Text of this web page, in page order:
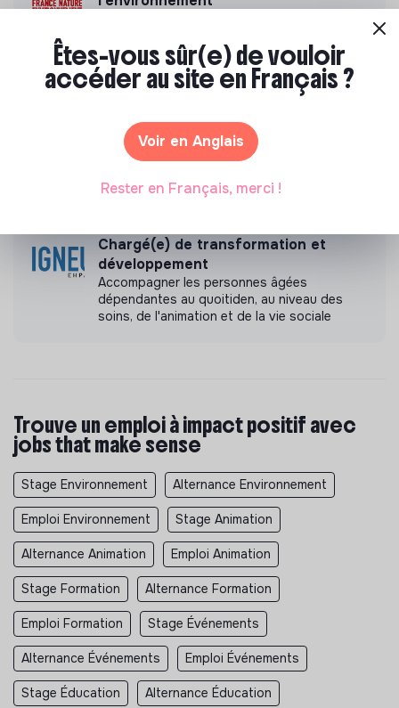
peuplent, par l’expertise naturaliste ainsi que
par la transmission à tous publics et
l’éducation des générations futures.
Educateur spécialisé (F/H/X)
Nous souhaitons voir advenir une société où
chacun se sente utile et capable d’agir. Pour
lieux d’engagement innovants et adaptés à
Chargé(e) de transformation et
développement
Accompagner les personnes âgées
dépendantes au quoitiden, au niveau des
soins, de l'animation et de la vie sociale
Trouve un emploi à impact positif avec
jobs that make sense
Stage Environnement Alternance Environnement
Emploi Environnement Stage Animation
Alternance Animation Emploi Animation
Stage Formation Alternance Formation
Emploi Formation Stage Événements
Alternance Événements Emploi Événements
Stage Éducation Alternance Éducation
Êtes-vous sûr(e) de vouloir
accéder au site en Français ?
Voir en Anglais
Rester en Français, merci !